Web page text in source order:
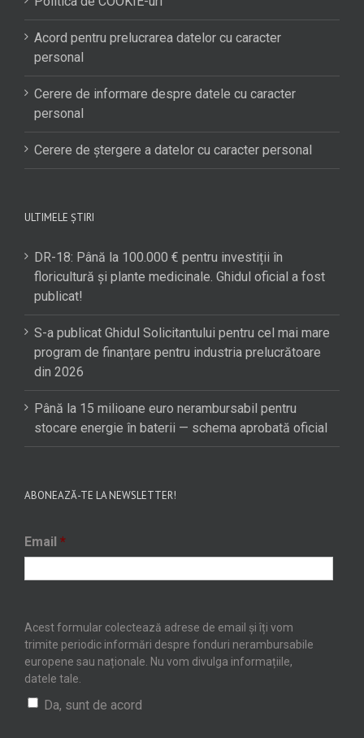
Acord pentru prelucrarea datelor cu caracter
personal
Cerere de informare despre datele cu caracter
personal
Cerere de ștergere a datelor cu caracter personal
ULTIMELE ȘTIRI
DR-18: Până la 100.000 € pentru investiții în
floricultură și plante medicinale. Ghidul oficial a fost
publicat!
S-a publicat Ghidul Solicitantului pentru cel mai mare
program de finanțare pentru industria prelucrătoare
din 2026
Până la 15 milioane euro nerambursabil pentru
stocare energie în baterii — schema aprobată oficial
ABONEAZĂ-TE LA NEWSLETTER!
Email *
Acest formular colectează adrese de email și îți vom
trimite periodic informări despre fonduri nerambursabile
europene sau naționale. Nu vom divulga informațiile,
datele tale.
Da, sunt de acord